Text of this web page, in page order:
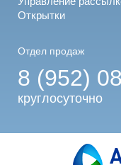
Открытки
Отдел продаж
8 (952)
круглосуточно